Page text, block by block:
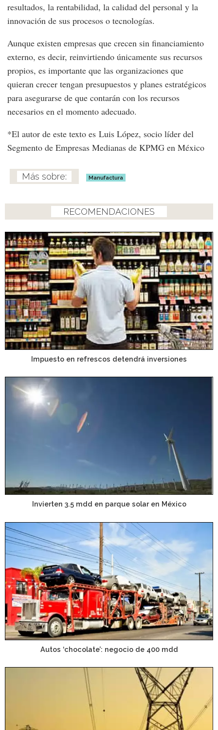
resultados, la rentabilidad, la calidad del personal y la
innovación de sus procesos o tecnologías.
Aunque existen empresas que crecen sin financiamiento
externo, es decir, reinvirtiendo únicamente sus recursos
propios, es importante que las organizaciones que
quieran crecer tengan presupuestos y planes estratégicos
para asegurarse de que contarán con los recursos
necesarios en el momento adecuado.
*El autor de este texto es Luis López, socio líder del
Segmento de Empresas Medianas de KPMG en México
Manufactura
RECOMENDACIONES
Impuesto en refrescos detendrá inversiones
Invierten 3.5 mdd en parque solar en México
Autos ‘chocolate’: negocio de 400 mdd